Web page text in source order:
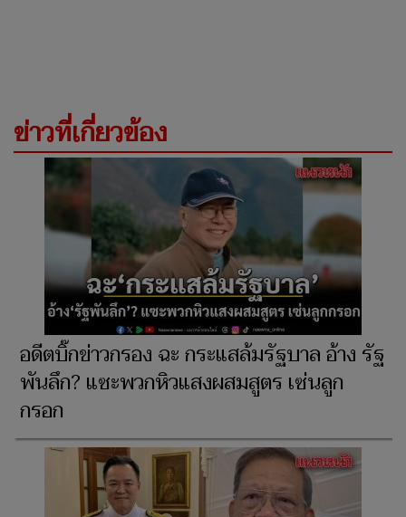
ข่าวที่เกี่ยวข้อง
อดีตบิ๊กข่าวกรอง ฉะ กระแสล้มรัฐบาล อ้าง รัฐ
พันลึก? แซะพวกหิวแสงผสมสูตร เซ่นลูก
กรอก